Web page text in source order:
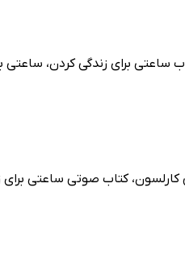
ساعتی برای زندگی کردن،
کتاب صوتی ساعتی برای